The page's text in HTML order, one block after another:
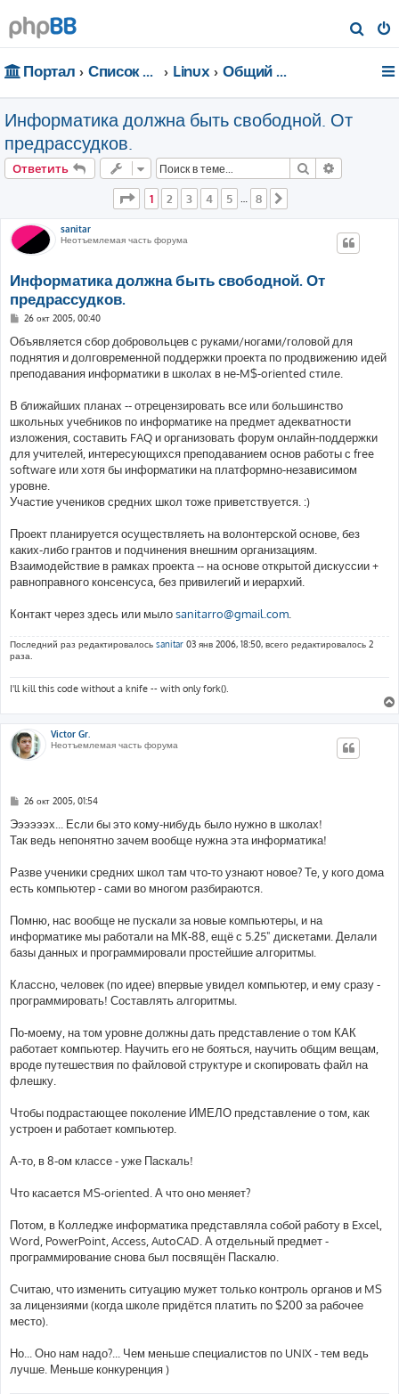
о
Портал Список форумов Linux Общий форум
Информатика должна быть свободной. От
предрассудков.
Ответить Поиск
Страница из
1 2 3 4 5 … 8
sanitar
Неотъемлемая часть форума
Информатика должна быть свободной. От
предрассудков.
С
о
б
щ
е
н
е
26 окт 2005, 00:40
Объявляется сбор добровольцев с руками/ногами/головой для
поднятия и долговременной поддержки проекта по продвижению идей
преподавания информатики в школах в не-M$-oriented стиле.
В ближайших планах -- отрецензировать все или большинство
школьных учебников по информатике на предмет адекватности
изложения, составить FAQ и организовать форум онлайн-поддержки
для учителей, интересующихся преподаванием основ работы с free
software или хотя бы информатики на платформно-независимом
уровне.
Участие учеников средних школ тоже приветствуется. :)
Проект планируется осуществляеть на волонтерской основе, без
каких-либо грантов и подчинения внешним организациям.
Взаимодействие в рамках проекта -- на основе открытой дискуссии +
равноправного консенсуса, без привилегий и иерархий.
Контакт через здесь или мылоsanitarro@gmail.com
Последний раз редактировалось sanitar 03 янв 2006, 18:50, всего редактировалось 2
раза.
I'll kill this code without a knife -- with only fork().
Victor Gr.
Неотъемлемая часть форума
С
о
б
щ
и
е
26 окт 2005, 01:54
Ээээээх... Если бы это кому-нибудь было нужно в школах!
Так ведь непонятно зачем вообще нужна эта информатика!
Разве ученики средних школ там что-то узнают новое? Те, у кого дома
есть компьютер - сами во многом разбираются.
Помню, нас вообще не пускали за новые компьютеры, и на
информатике мы работали на МК-88, ещё с 5.25" дискетами. Делали
базы данных и программировали простейшие алгоритмы.
Классно, человек (по идее) впервые увидел компьютер, и ему сразу -
программировать! Составлять алгоритмы.
По-моему, на том уровне должны дать представление о том КАК
работает компьютер. Научить его не бояться, научить общим вещам,
вроде путешествия по файловой структуре и скопировать файл на
флешку.
Чтобы подрастающее поколение ИМЕЛО представление о том, как
устроен и работает компьютер.
А-то, в 8-ом классе - уже Паскаль!
Что касается MS-oriented. А что оно меняет?
Потом, в Колледже информатика представляла собой работу в Excel,
Word, PowerPoint, Access, AutoCAD. А отдельный предмет -
программирование снова был посвящён Паскалю.
Считаю, что изменить ситуацию мужет только контроль органов и MS
за лицензиями (когда школе придётся платить по $200 за рабочее
место).
Но... Оно нам надо?... Чем меньше специалистов по UNIX - тем ведь
лучше. Меньше конкуренция )